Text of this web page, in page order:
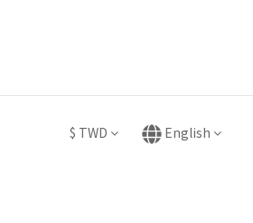
$ TWD English